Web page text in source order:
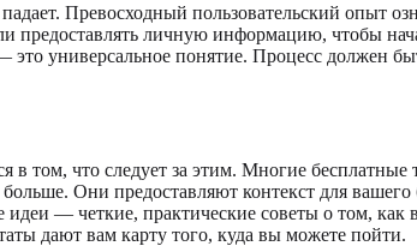
Превосходный пользовательский опыт
предоставлять личную информацию, чтобы
универсальное понятие. Процесс должен
в том, что следует за этим. Многие
Они предоставляют контекст для
— четкие, практические советы о том, как
дают вам карту того, куда вы можете пойти.